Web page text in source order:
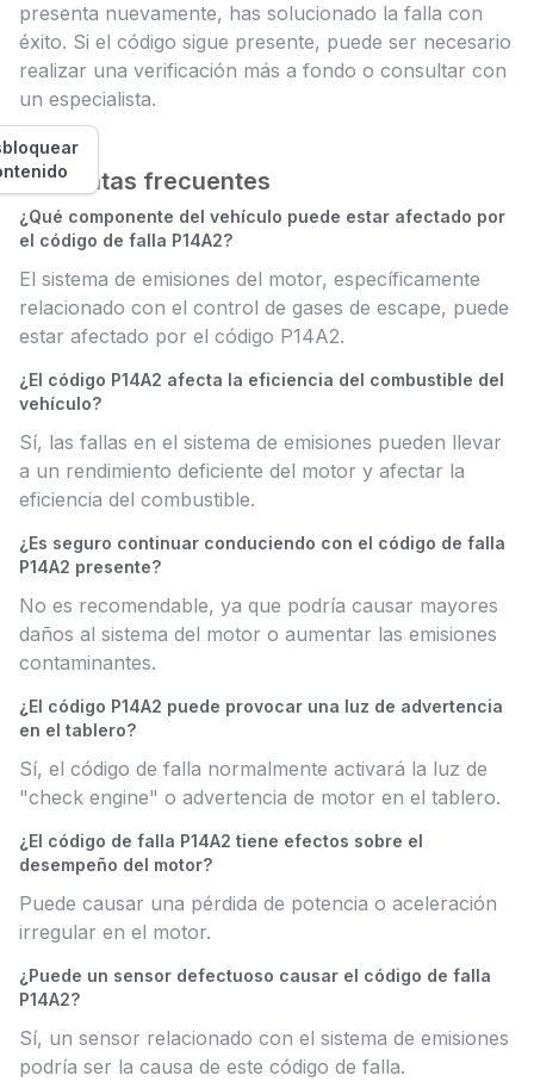
presenta nuevamente, has solucionado la falla con
éxito. Si el código sigue presente, puede ser necesario
realizar una verificación más a fondo o consultar con
un especialista.
Preguntas frecuentes
¿Qué componente del vehículo puede estar afectado por
el código de falla P14A2?
El sistema de emisiones del motor, específicamente
relacionado con el control de gases de escape, puede
estar afectado por el código P14A2.
¿El código P14A2 afecta la eficiencia del combustible del
vehículo?
Sí, las fallas en el sistema de emisiones pueden llevar
a un rendimiento deficiente del motor y afectar la
eficiencia del combustible.
¿Es seguro continuar conduciendo con el código de falla
P14A2 presente?
No es recomendable, ya que podría causar mayores
daños al sistema del motor o aumentar las emisiones
contaminantes.
¿El código P14A2 puede provocar una luz de advertencia
en el tablero?
Sí, el código de falla normalmente activará la luz de
"check engine" o advertencia de motor en el tablero.
¿El código de falla P14A2 tiene efectos sobre el
desempeño del motor?
Puede causar una pérdida de potencia o aceleración
irregular en el motor.
¿Puede un sensor defectuoso causar el código de falla
P14A2?
Sí, un sensor relacionado con el sistema de emisiones
podría ser la causa de este código de falla.